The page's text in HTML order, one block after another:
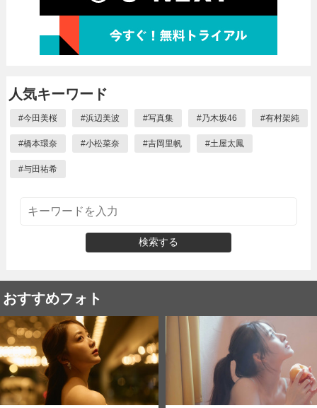
人気キーワード
#今田美桜 #浜辺美波 #写真集 #乃木坂46 #有村架純
#橋本環奈 #小松菜奈 #吉岡里帆 #土屋太鳳
#与田祐希
検索する
おすすめフォト